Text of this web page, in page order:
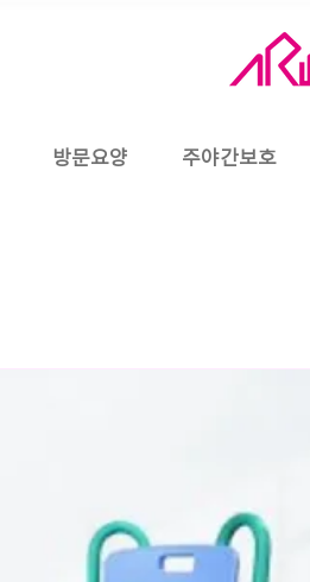
방문요양 주야간보호